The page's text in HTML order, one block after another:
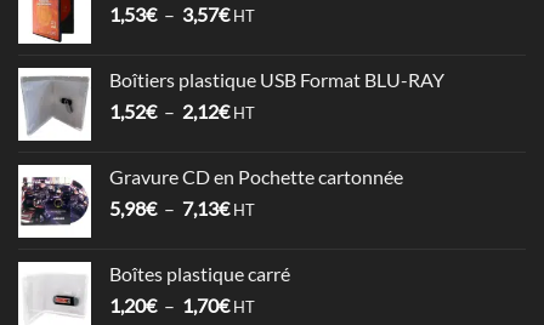
à
1,53€ – 3,57€Plage
1,53€
à
HT
Boîtiers plastique USB Format BLU-RAY
1,52€ – 2,12€Plage
1,52€
à
HT
Gravure CD en Pochette cartonnée
5,98€ – 7,13€Plage
5,98€
à
HT
Boîtes plastique carré
1,20€ – 1,70€Plage
HT